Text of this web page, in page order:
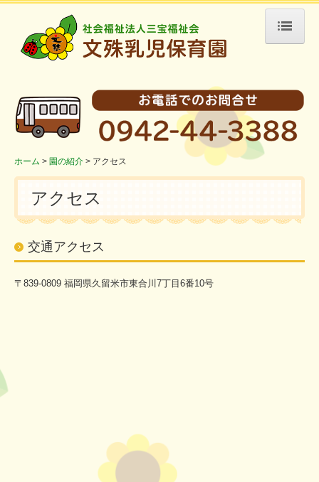
ホーム
保育目標
園の概要
アクセス
園の生活
保育園の一年
採用情報
ホーム 園の紹介 アクセス
アクセス
交通アクセス
〒839-0809 福岡県久留米市東合川7丁目6番10号